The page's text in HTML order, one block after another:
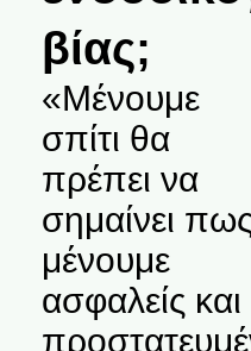
βίας;
«Μένουμε
σπίτι θα
πρέπει να
σημαίνει πως
μένουμε
ασφαλείς και